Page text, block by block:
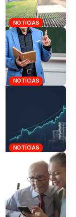
NOTÍCIAS
NOTÍCIAS
NOTÍCIAS